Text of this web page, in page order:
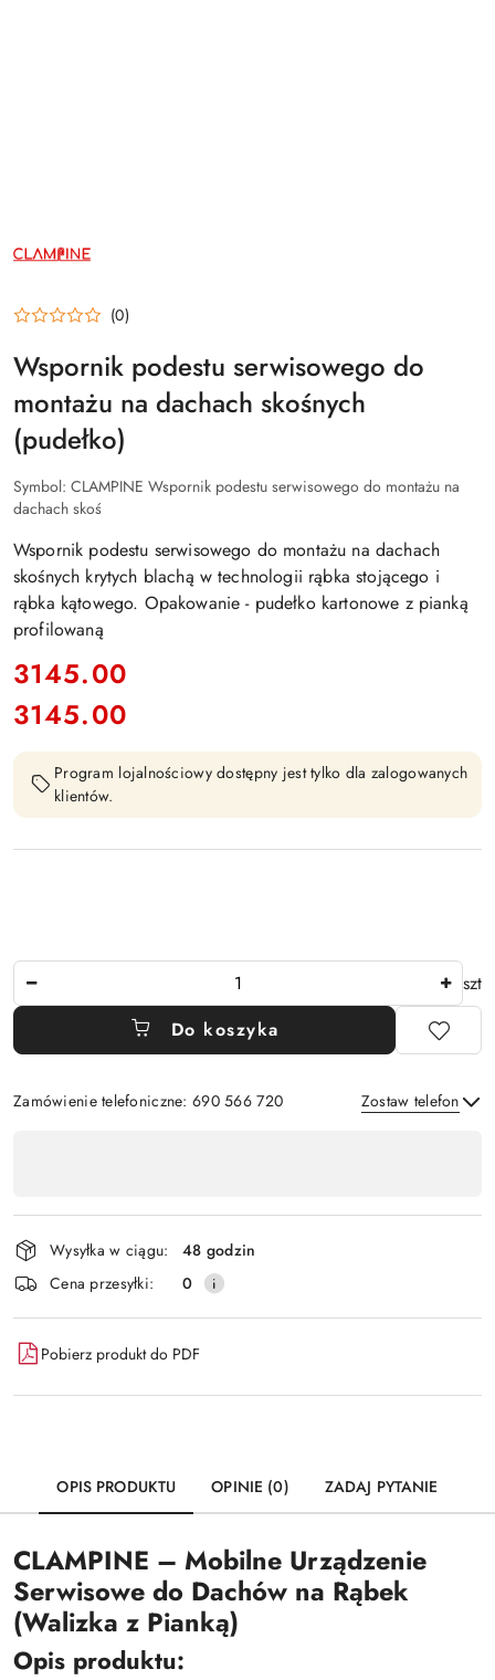
(0)
Wspornik podestu serwisowego do
montażu na dachach skośnych
(pudełko)
Symbol: CLAMPINE Wspornik podestu serwisowego do montażu na
dachach skoś
Wspornik podestu serwisowego do montażu na dachach
skośnych krytych blachą w technologii rąbka stojącego i
rąbka kątowego. Opakowanie - pudełko kartonowe z pianką
profilowaną
cena:
3145.00
Cena:
3145.00
Program lojalnościowy dostępny jest tylko dla zalogowanych
klientów.
szt
Do koszyka
Zamówienie telefoniczne: 690 566 720 Zostaw telefon
płatność
i
dostawa
Wysyłka w ciągu:
48 godzin
Cena przesyłki:
0
Pobierz produkt do PDF
OPIS PRODUKTU OPINIE (0) ZADAJ PYTANIE
CLAMPINE – Mobilne Urządzenie
Serwisowe do Dachów na Rąbek
(Walizka z Pianką)
Opis produktu: